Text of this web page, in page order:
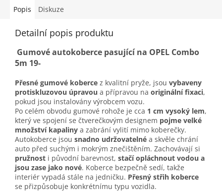
Popis Diskuze
Detailní popis produktu
Gumové autokoberce pasující na OPEL Combo
5m 19-
Přesné gumové koberce z kvalitní pryže, jsou vybaveny
protiskluzovou úpravou a přípravou na originální fixaci,
pokud jsou instalovány výrobcem vozu.
Po celém obvodu gumové rohože je cca 1 cm vysoký lem,
který ve spojení se čtverečkovým designem pojme velké
množství kapaliny a zabrání vylití mimo koberečky.
Autokoberce jsou snadno udržovatelné a skvěle chrání
auto před suchým i mokrým znečištěním. Zachovávají si
pružnost i původní barevnost, stačí opláchnout vodou a
jsou zase jako nové. Koberce bezpečně sedí, takže
interiér vypadá stále na jedničku. Přesný střih koberce
se přizpůsobuje konkrétnímu typu vozidla.